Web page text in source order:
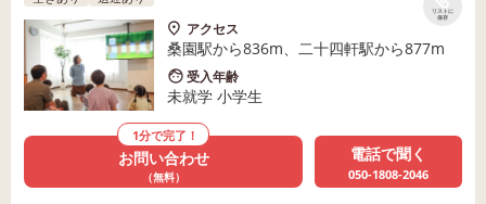
リストに
保存
アクセス
桑園駅から836m、二十四軒駅から877m
受入年齢
未就学 小学生
1分で完了！
お問い合わせ
（無料）
電話で聞く
050-1808-2046